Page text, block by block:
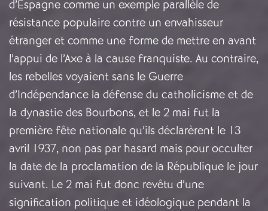
d’Espagne comme un exemple parallèle de
résistance populaire contre un envahisseur
étranger et comme une forme de mettre en avant
l’appui de l’Axe à la cause franquiste. Au contraire,
les rebelles voyaient sans le Guerre
d’Indépendance la défense du catholicisme et de
la dynastie des Bourbons, et le 2 mai fut la
première fête nationale qu’ils déclarèrent le 13
avril 1937, non pas par hasard mais pour occulter
la date de la proclamation de la République le jour
suivant. Le 2 mai fut donc revêtu d’une
signification politique et idéologique pendant la